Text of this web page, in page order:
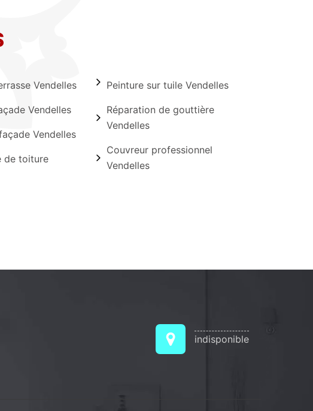
Vendelles
Vendelles
Vendelles
de toiture
Peinture sur tuile Vendelles
Réparation de gouttière
Vendelles
Couvreur professionnel
Vendelles
indisponible